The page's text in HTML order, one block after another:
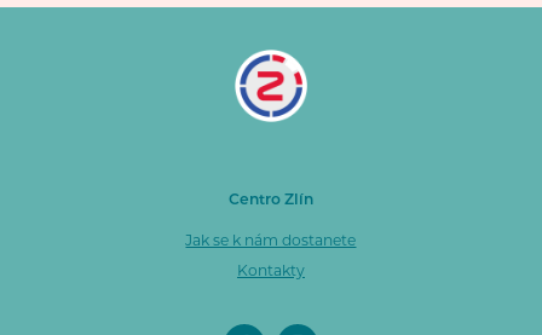
Centro Zlín
Jak se k nám dostanete
Kontakty